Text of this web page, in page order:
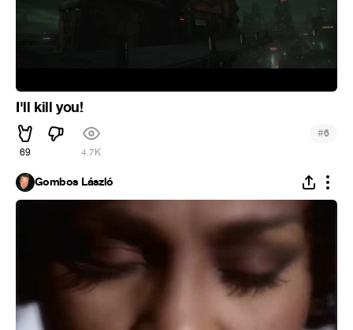
I'll kill you!
69 4.7K
#6
Gombos László